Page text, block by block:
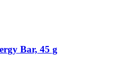
Bar, 45 g